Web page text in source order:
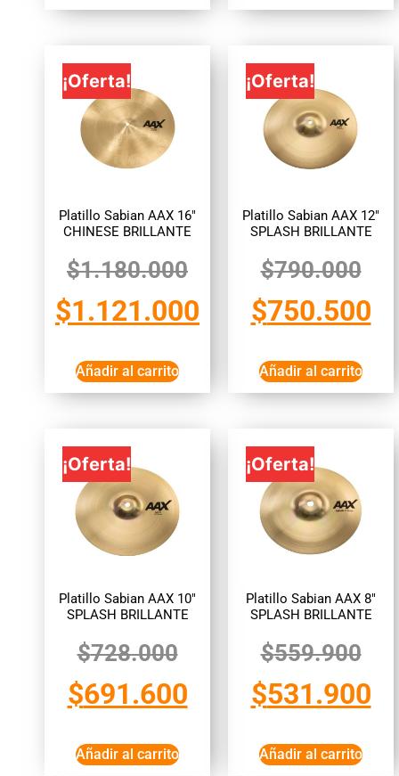
¡Oferta!
Platillo Sabian AAX 16″
CHINESE BRILLANTE
$1.180.000
$1.121.000
Añadir al carrito
¡Oferta!
Platillo Sabian AAX 12″
SPLASH BRILLANTE
$790.000
$750.500
Añadir al carrito
¡Oferta!
Platillo Sabian AAX 10″
SPLASH BRILLANTE
$728.000
$691.600
Añadir al carrito
¡Oferta!
Platillo Sabian AAX 8″
SPLASH BRILLANTE
$559.900
$531.900
Añadir al carrito